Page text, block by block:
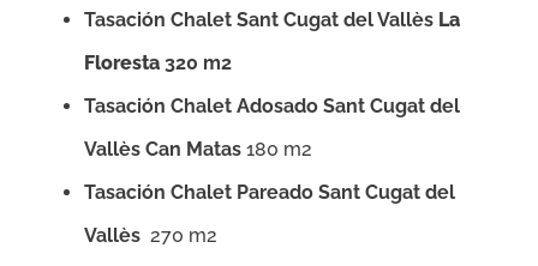
Tasación Chalet Sant Cugat del Vallès La
Floresta 320 m2
Tasación Chalet Adosado Sant Cugat del
Vallès Can Matas 180 m2
Tasación Chalet Pareado Sant Cugat del
Vallès 270 m2